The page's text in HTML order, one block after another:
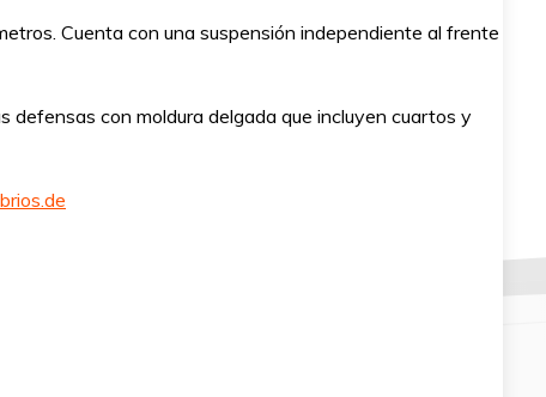
Cuenta con una suspensión independiente al frente
defensas con moldura delgada que incluyen cuartos y